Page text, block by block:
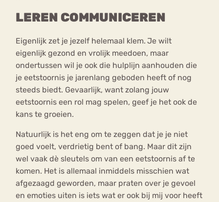
LEREN COMMUNICEREN
Eigenlijk zet je jezelf helemaal klem. Je wilt
eigenlijk gezond en vrolijk meedoen, maar
ondertussen wil je ook die hulplijn aanhouden die
je eetstoornis je jarenlang geboden heeft of nog
steeds biedt. Gevaarlijk, want zolang jouw
eetstoornis een rol mag spelen, geef je het ook de
kans te groeien.
Natuurlijk is het eng om te zeggen dat je je niet
goed voelt, verdrietig bent of bang. Maar dit zijn
wel vaak dè sleutels om van een eetstoornis af te
komen. Het is allemaal inmiddels misschien wat
afgezaagd geworden, maar praten over je gevoel
en emoties uiten is iets wat er ook bij mij voor heeft